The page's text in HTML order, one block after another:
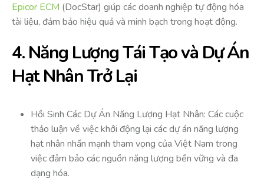
Epicor ECM (DocStar) giúp các doanh nghiệp tự động hóa
tài liệu, đảm bảo hiệu quả và minh bạch trong hoạt động.
4. Năng Lượng Tái Tạo và Dự Án
Hạt Nhân Trở Lại
Hồi Sinh Các Dự Án Năng Lượng Hạt Nhân: Các cuộc
thảo luận về việc khởi động lại các dự án năng lượng
hạt nhân nhấn mạnh tham vọng của Việt Nam trong
việc đảm bảo các nguồn năng lượng bền vững và đa
dạng hóa.